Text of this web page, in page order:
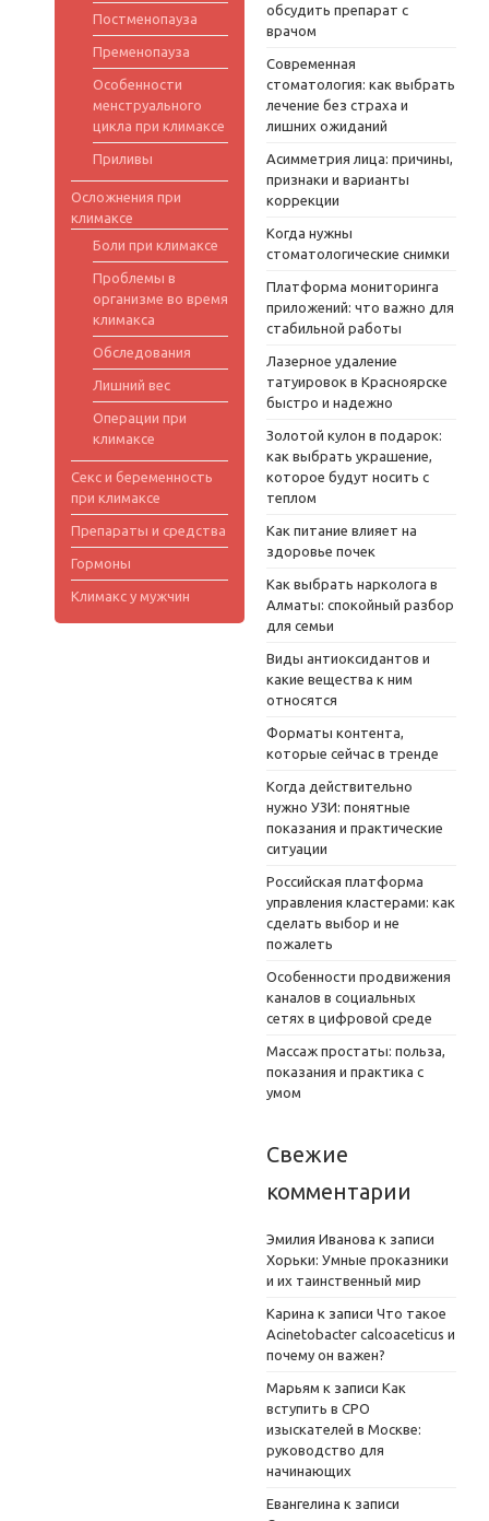
Постменопауза
Пременопауза
Особенности
менструального
цикла при климаксе
Приливы
Осложнения при
климаксе
Боли при климаксе
Проблемы в
организме во время
климакса
Обследования
Лишний вес
Операции при
климаксе
Секс и беременность
при климаксе
Препараты и средства
Гормоны
Климакс у мужчин
обсудить препарат с
врачом
Современная
стоматология: как выбрать
лечение без страха и
лишних ожиданий
Асимметрия лица: причины,
признаки и варианты
коррекции
Когда нужны
стоматологические снимки
Платформа мониторинга
приложений: что важно для
стабильной работы
Лазерное удаление
татуировок в Красноярске
быстро и надежно
Золотой кулон в подарок:
как выбрать украшение,
которое будут носить с
теплом
Как питание влияет на
здоровье почек
Как выбрать нарколога в
Алматы: спокойный разбор
для семьи
Виды антиоксидантов и
какие вещества к ним
относятся
Форматы контента,
которые сейчас в тренде
Когда действительно
нужно УЗИ: понятные
показания и практические
ситуации
Российская платформа
управления кластерами: как
сделать выбор и не
пожалеть
Особенности продвижения
каналов в социальных
сетях в цифровой среде
Массаж простаты: польза,
показания и практика с
умом
Свежие
комментарии
Эмилия Иванова к записи
Хорьки: Умные проказники
и их таинственный мир
Карина к записи Что такое
Acinetobacter calcoaceticus и
почему он важен?
Марьям к записи Как
вступить в СРО
изыскателей в Москве:
руководство для
начинающих
Евангелина к записи